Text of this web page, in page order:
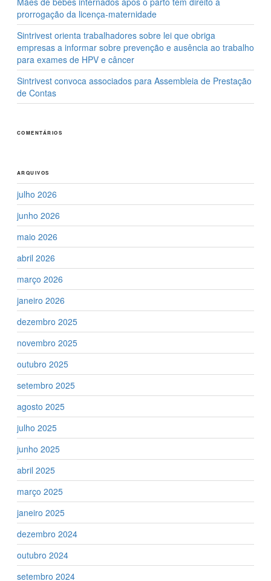
prorrogação da licença-maternidade
Sintrivest orienta trabalhadores sobre lei que obriga
empresas a informar sobre prevenção e ausência ao trabalho
para exames de HPV e câncer
Sintrivest convoca associados para Assembleia de Prestação
de Contas
COMENTÁRIOS
ARQUIVOS
julho 2026
junho 2026
maio 2026
abril 2026
março 2026
janeiro 2026
dezembro 2025
novembro 2025
outubro 2025
setembro 2025
agosto 2025
julho 2025
junho 2025
abril 2025
março 2025
janeiro 2025
dezembro 2024
outubro 2024
setembro 2024